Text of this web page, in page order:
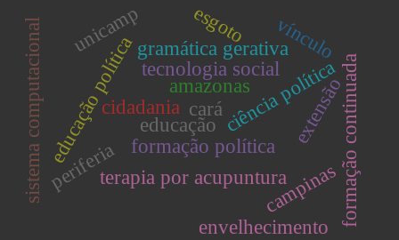
educação
cidadania
educação política ciência política
formação política
terapia por acupuntura
cará
amazonas
tecnologia social formação continuada
gramática gerativa
extensão
unicamp vínculo
esgoto
sistema computacional campinas
periferia
envelhecimento